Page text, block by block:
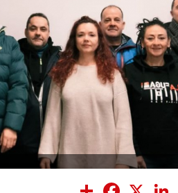
Share Facebook